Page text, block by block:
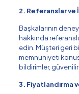
2. Referanslar
Başkalarının
hakkında
edin. Müşteri geri
memnuniyeti
bildirimler, güvenilir
3. Fiyatlandırma